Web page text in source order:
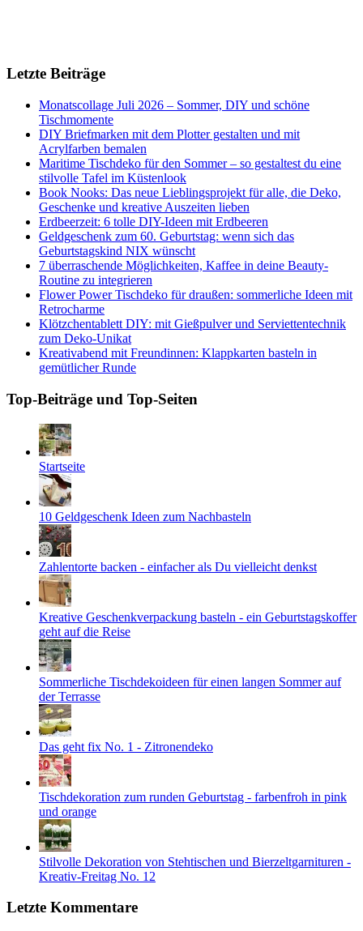
Letzte Beiträge
Monatscollage Juli 2026 – Sommer, DIY und schöne
Tischmomente
DIY Briefmarken mit dem Plotter gestalten und mit
Acrylfarben bemalen
Maritime Tischdeko für den Sommer – so gestaltest du eine
stilvolle Tafel im Küstenlook
Book Nooks: Das neue Lieblingsprojekt für alle, die Deko,
Geschenke und kreative Auszeiten lieben
Erdbeerzeit: 6 tolle DIY-Ideen mit Erdbeeren
Geldgeschenk zum 60. Geburtstag: wenn sich das
Geburtstagskind NIX wünscht
7 überraschende Möglichkeiten, Kaffee in deine Beauty-
Routine zu integrieren
Flower Power Tischdeko für draußen: sommerliche Ideen mit
Retrocharme
Klötzchentablett DIY: mit Gießpulver und Serviettentechnik
zum Deko-Unikat
Kreativabend mit Freundinnen: Klappkarten basteln in
gemütlicher Runde
Top-Beiträge und Top-Seiten
Startseite
10 Geldgeschenk Ideen zum Nachbasteln
Zahlentorte backen - einfacher als Du vielleicht denkst
Kreative Geschenkverpackung basteln - ein Geburtstagskoffer
geht auf die Reise
Sommerliche Tischdekoideen für einen langen Sommer auf
der Terrasse
Das geht fix No. 1 - Zitronendeko
Tischdekoration zum runden Geburtstag - farbenfroh in pink
und orange
Stilvolle Dekoration von Stehtischen und Bierzeltgarnituren -
Kreativ-Freitag No. 12
Letzte Kommentare